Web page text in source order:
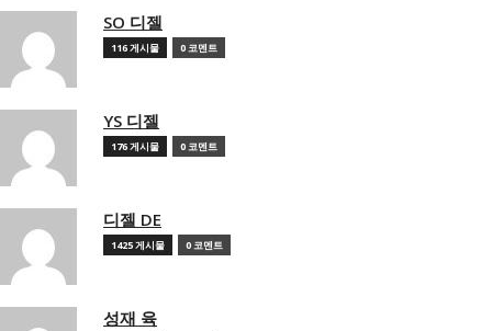
SO 디젤
116 게시물 0 코멘트
YS 디젤
176 게시물 0 코멘트
디젤 DE
1425 게시물 0 코멘트
성재 육